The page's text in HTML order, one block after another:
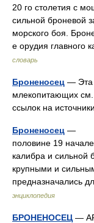
20 го столетия с
сильной броневой
морского боя.
е орудия
словарь
Броненосец — Эта
млекопитающих см.
ссылок на
Броненосец —
половине 19
калибра и
крупными и
предназначались
энциклопедия
БРОНЕНОСЕЦ —